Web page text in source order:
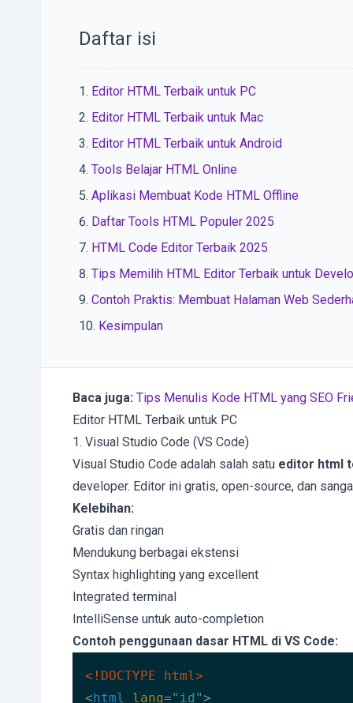
Daftar isi
Editor HTML Terbaik untuk PC
Editor HTML Terbaik untuk Mac
Editor HTML Terbaik untuk Android
Tools Belajar HTML Online
Aplikasi Membuat Kode HTML Offline
Daftar Tools HTML Populer 2025
HTML Code Editor Terbaik 2025
Tips Memilih HTML Editor Terbaik untuk
Contoh Praktis: Membuat Halaman Web
Kesimpulan
Baca juga: Tips Menulis Kode HTML yang SEO
Editor HTML Terbaik untuk PC
1. Visual Studio Code (VS Code)
Visual Studio Code adalah salah satu editor html
developer. Editor ini gratis, open-source, dan
Kelebihan:
Gratis dan ringan
Mendukung berbagai ekstensi
Syntax highlighting yang excellent
Integrated terminal
IntelliSense untuk auto-completion
Contoh penggunaan dasar HTML di VS Code:
<!DOCTYPE html>
<html lang="id">